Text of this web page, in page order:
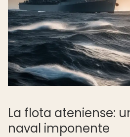
La flota ateniense:
naval imponente